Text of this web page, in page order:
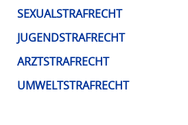
SEXUALSTRAFRECHT
JUGENDSTRAFRECHT
ARZTSTRAFRECHT
UMWELTSTRAFRECHT